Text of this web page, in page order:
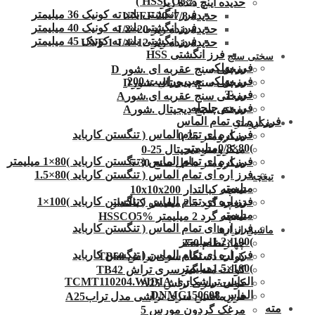
حدیده اینچ دنده ریز
حدیده UNEF 20×7/8
حدیده دنده ریز 20×1/2
حدیده دنده ریز 12×1/4-1 UNF
سختی سنج
سختی سنج عقربه ای .شور D
سختی سنج دیجیتال .شورD
سختی سنج عقربه ای.شورA
سختی سنج دیجیتال .شورA
میکرومتر
میکرومتر 25-0
میکرومتر دیجیتال 25-0
میکرومتر داخل سنج 30-5
تیغچه
تیغچه کبالتدار 10x10x200
تیغچه گرد 2.5 میلیمتر کبالتدار
تیغچه گرد 2 میلیمتر HSSCO5%
ماشین ابزارها
چهارنظام 250
کولت دستگاه سری تراش TB60
کولت مته گیر سری تراش TB42
کولت سری تراش A25
فرز ماشین سری تراشی مدل ترابA25
مرغک گردون مورس 5
فرز انگشتی بلند ته کونیک 36 میلیمتر
فرز انگشتی بلند ته کونیک 40 میلیمتر
فرز انگشتی بلند ته کونیک 45 میلیمتر
فرز انگشتی HSS
فرز پولکی
فرز پولکی چپ وراست 200
فرز T
فرز دم چلچله
فرز اره ای تمام الماس
فرز اره ای تمام الماس ( تنگستن کارباید
)80×0/8میلیمتر
فرز اره ای تمام الماس ( تنگستن کارباید )80×1 میلیمتر
فرز اره ای تمام الماس ( تنگستن کارباید )80×1.5
میلیمتر
فرز اره ای تمام الماس ( تنگستن کارباید )100×1
میلیمتر
فرز اره ای تمام الماس ( تنگستن کارباید
)100×1.2میلیمتر
فرز اره ای تمام الماس ( تنگستن کارباید
)100×1.5میلیمتر
الماس تراشکاری TCMT110204.WIDIA
الماس DNMG150608
مته